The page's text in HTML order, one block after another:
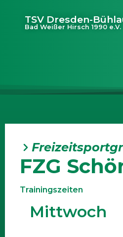
TSV Dresden-
Bad Weißer Hirsch 1990 e.V.
FZG
Trainingszeiten
Mittwoch